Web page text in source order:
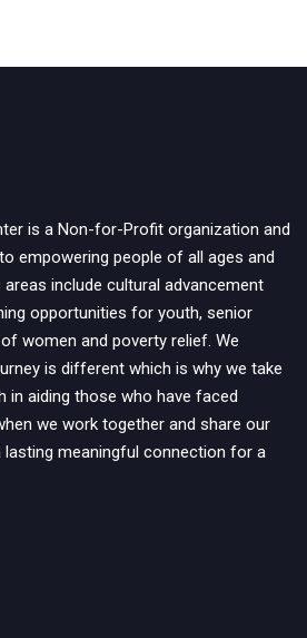
is a Non-for-Profit organization and
empowering people of all ages and
include cultural advancement
opportunities for youth, senior
women and poverty relief. We
is different which is why we take
in aiding those who have faced
we work together and share our
meaningful connection for a